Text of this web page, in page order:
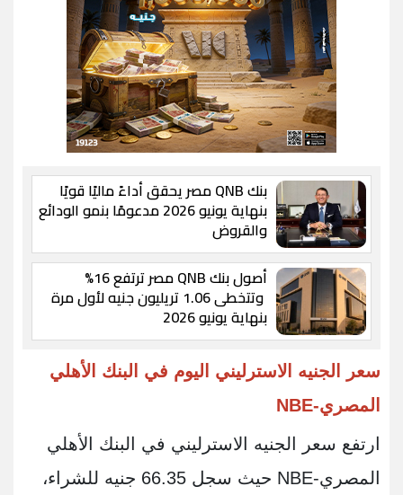
بنك QNB مصر يحقق أداءً ماليًا قويًا
بنهاية يونيو 2026 مدعومًا بنمو الودائع
والقروض
أصول بنك QNB مصر ترتفع 16%
وتتخطى 1.06 تريليون جنيه لأول مرة
بنهاية يونيو 2026
سعر الجنيه الاسترليني اليوم في البنك الأهلي
المصري-NBE
ارتفع سعر الجنيه الاسترليني في البنك الأهلي
المصري-NBE حيث سجل 66.35 جنيه للشراء،